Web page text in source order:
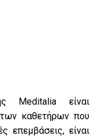
Meditalia είναι
καθετήρων που
επεμβάσεις, είναι